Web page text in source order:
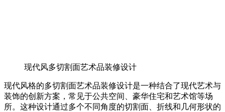
现代风多切割面艺术品装修设计
现代风格的多切割面艺术品装修设计是一种结合了现代艺术与
装饰的创新方案，常见于公共空间、豪华住宅和艺术馆等场
所。这种设计通过多个不同角度的切割面、折线和几何形状的